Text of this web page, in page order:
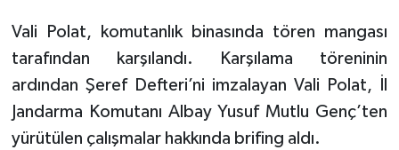
Vali Polat, komutanlık binasında tören mangası
tarafından karşılandı. Karşılama töreninin
ardından Şeref Defteri’ni imzalayan Vali Polat, İl
Jandarma Komutanı Albay Yusuf Mutlu Genç’ten
yürütülen çalışmalar hakkında brifing aldı.